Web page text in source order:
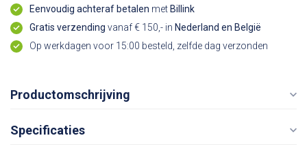
Eenvoudig achteraf betalen met Billink
Gratis verzending vanaf € 150,- in Nederland en België
Op werkdagen voor 15:00 besteld, zelfde dag verzonden
Productomschrijving
Specificaties